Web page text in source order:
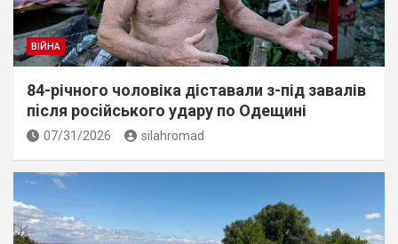
ВІЙНА
84-річного чоловіка діставали з-під завалів
пiсля росiйського удару по Одещині
07/31/2026 silahromad